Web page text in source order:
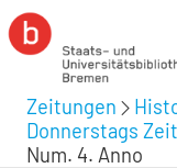
Zeitungen
Donnerstags
Num. 4. Anno